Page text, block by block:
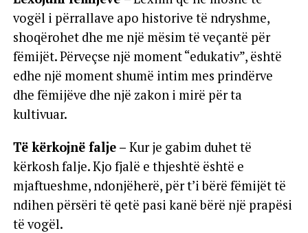
vogël i përrallave apo historive të ndryshme,
shoqërohet dhe me një mësim të veçantë për
fëmijët. Përveçse një moment “edukativ”, është
edhe një moment shumë intim mes prindërve
dhe fëmijëve dhe një zakon i mirë për ta
kultivuar.
Të kërkojnë falje – Kur je gabim duhet të
kërkosh falje. Kjo fjalë e thjeshtë është e
mjaftueshme, ndonjëherë, për t’i bërë fëmijët të
ndihen përsëri të qetë pasi kanë bërë një prapësi
të vogël.